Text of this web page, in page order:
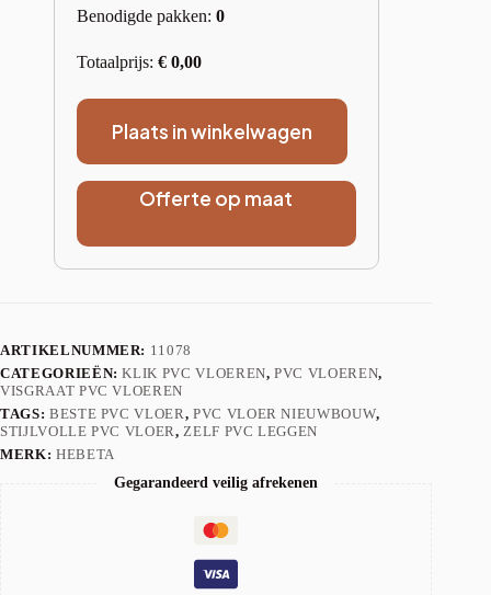
Benodigde pakken: 0
Totaalprijs: € 0,00
Plaats in winkelwagen
Offerte op maat
ARTIKELNUMMER: 11078
CATEGORIEËN:KLIK PVC VLOEREN,PVC VLOEREN,
VISGRAAT PVC VLOEREN
TAGS: BESTE PVC VLOER, PVC VLOER NIEUWBOUW,
STIJLVOLLE PVC VLOER,ZELF PVC LEGGEN
MERK: HEBETA
Gegarandeerd veilig afrekenen